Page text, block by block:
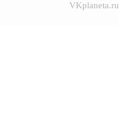
VKplaneta.ru